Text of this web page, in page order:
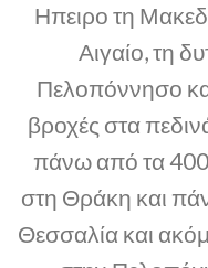
Ηπειρο τη
Αιγαίο, τη
Πελοπόννησο
βροχές στα
πάνω από τα
στη Θράκη και
Θεσσαλία και